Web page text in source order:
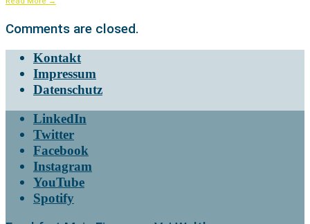
Comments are closed.
Kontakt
Impressum
Datenschutz
LinkedIn
Twitter
Facebook
Instagram
YouTube
Spotify